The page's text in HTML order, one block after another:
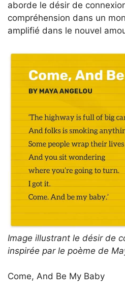
aborde le désir de
compréhension dans un
amplifié dans le nouvel
Image illustrant le désir de
inspirée par le poème de
Come, And Be My Baby